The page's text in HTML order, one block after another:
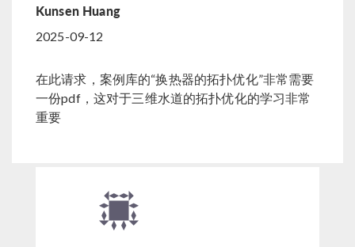
Kunsen Huang
2025-09-12
在此请求，案例库的“换热器的拓扑优化”非常需要
一份pdf，这对于三维水道的拓扑优化的学习非常
重要